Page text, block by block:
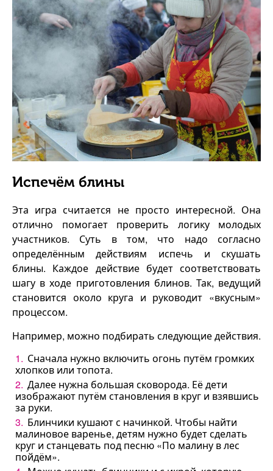
Испечём блины
Эта игра считается не просто интересной. Она
отлично помогает проверить логику молодых
участников. Суть в том, что надо согласно
определённым действиям испечь и скушать
блины. Каждое действие будет соответствовать
шагу в ходе приготовления блинов. Так, ведущий
становится около круга и руководит «вкусным»
процессом.
Например, можно подбирать следующие действия.
Сначала нужно включить огонь путём громких
хлопков или топота.
Далее нужна большая сковорода. Её дети
изображают путём становления в круг и взявшись
за руки.
Блинчики кушают с начинкой. Чтобы найти
малиновое варенье, детям нужно будет сделать
круг и станцевать под песню «По малину в лес
пойдём».